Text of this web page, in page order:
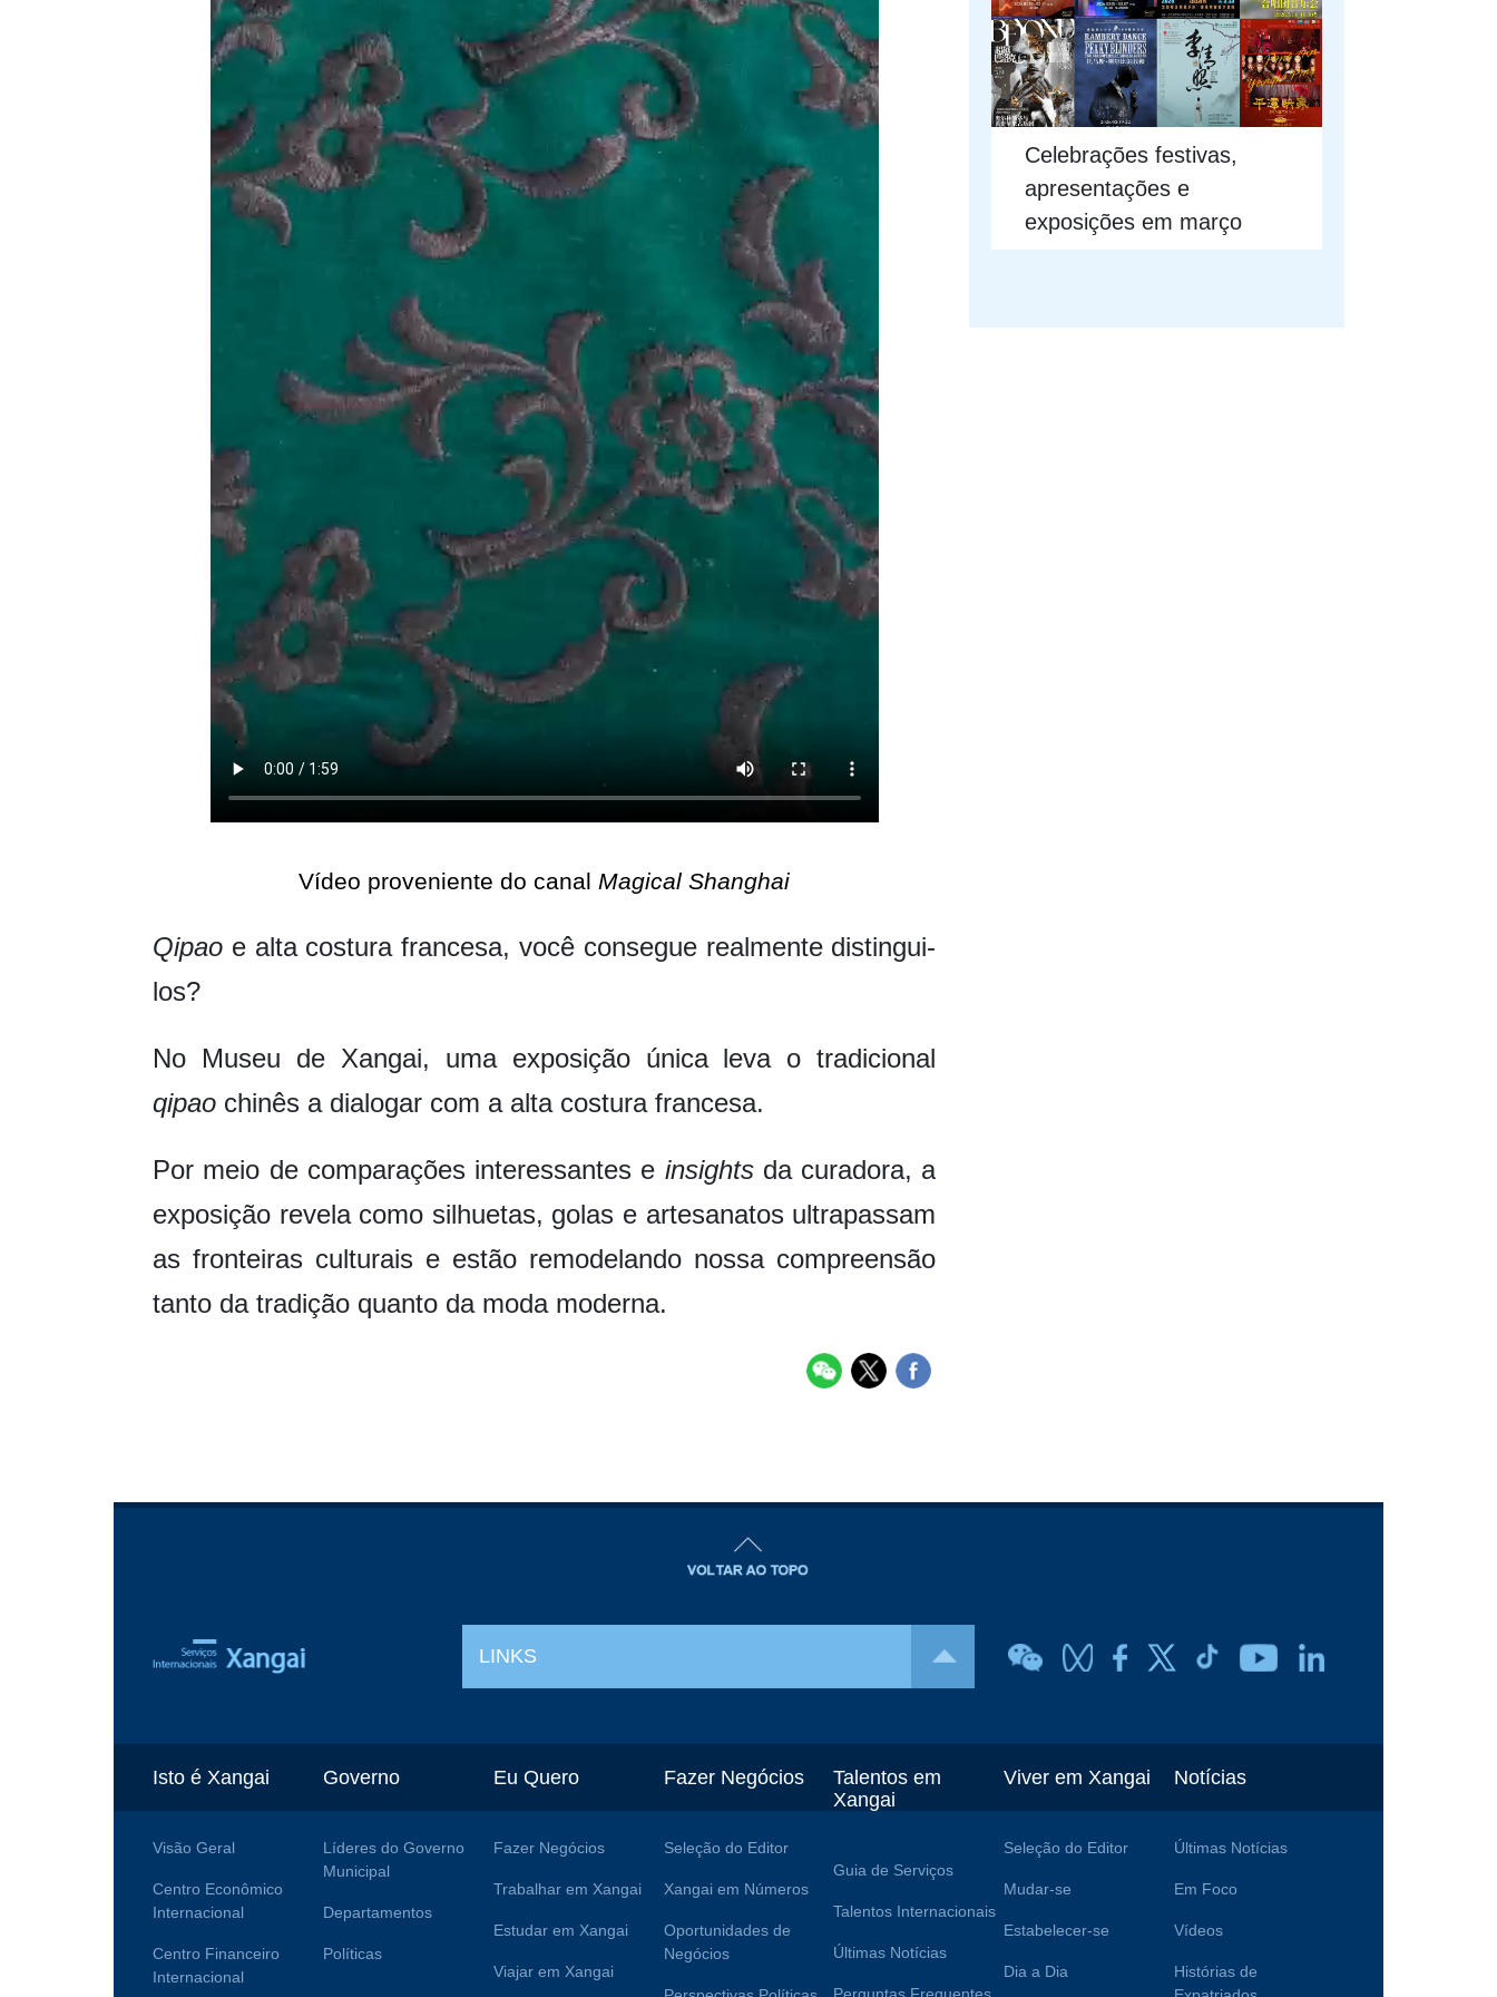
Vídeo proveniente do canal Magical Shanghai
Qipao e alta costura francesa, você consegue realmente distingui-
los?
No Museu de Xangai, uma exposição única leva o tradicional
qipao chinês a dialogar com a alta costura francesa.
Por meio de comparações interessantes e insightsda curadora, a
exposição revela como silhuetas, golas e artesanatos ultrapassam
as fronteiras culturais e estão remodelando nossa compreensão
tanto da tradição quanto da moda moderna.
Celebrações festivas,
apresentações e
exposições em março
LINKS
Isto é Xangai
Visão Geral
Centro Econômico
Internacional
Centro Financeiro
Internacional
Governo
Líderes do Governo
Municipal
Departamentos
Políticas
Eu Quero
Fazer Negócios
Trabalhar em Xangai
Estudar em Xangai
Viajar em Xangai
Fazer Negócios
Seleção do Editor
Xangai em Números
Oportunidades de
Negócios
Talentos em
Xangai
Guia de Serviços
Talentos Internacionais
Últimas Notícias
Viver em Xangai
Seleção do Editor
Mudar-se
Estabelecer-se
Dia a Dia
Notícias
Últimas Notícias
Em Foco
Vídeos
Histórias de